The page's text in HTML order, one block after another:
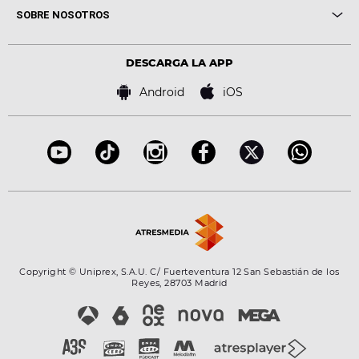
Locutores Europa FM
Cine y Televisión
Virales
SOBRE NOSOTROS
Bases de concursos
DESCARGA LA APP
Android iOS
Copyright © Uniprex, S.A.U. C/ Fuerteventura 12 San Sebastián de los
Reyes, 28703 Madrid